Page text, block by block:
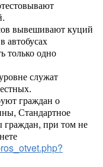
вывешивают куций
автобусах
только одно
служат
граждан о
Стандартное
граждан, при том не